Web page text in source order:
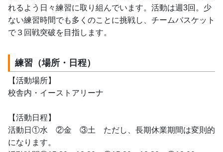
れるよう日々練習に取り組んでいます。活動は週3回。少
ない練習時間でも多くのことに挑戦し、チームバスケット
で３回戦突破を目指します。
練習（場所・日程）
【活動場所】
校舎内・イーストアリーナ
【活動日程】
活動日①水　②金　③土　ただし、長期休業期間は変則的
になります。